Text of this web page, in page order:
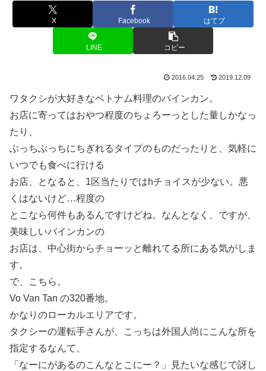
X Facebook はてブ
LINE コピー
2016.04.25 2019.12.09
ワタクシが大好きなベトナム料理のバインカン。
お店に寄ってはおやつ程度のちょろーっとした量しかなっ
たり、
ぶっちぶっちにちぎれるタイプのものだったりと、気軽に
いつでも食べに行ける
お店、となると、1区当たりではhチョイスが少ない。悪
くはないけど…程度の
とこなら何件もあるんですけどね。なんとなく、ですが、
美味しいバインカンの
お店は、中心街からチョーッと離れてる所にある気がしま
す。
で、こちら。
Vo Van Tan の320番地。
かなりのローカルエリアです。
タクシーの運転手さんが、こっちは外国人尚にこんな所を
指定するなんて、
「なーにがあるのこんなとこにー？」見たいな感じで訝し